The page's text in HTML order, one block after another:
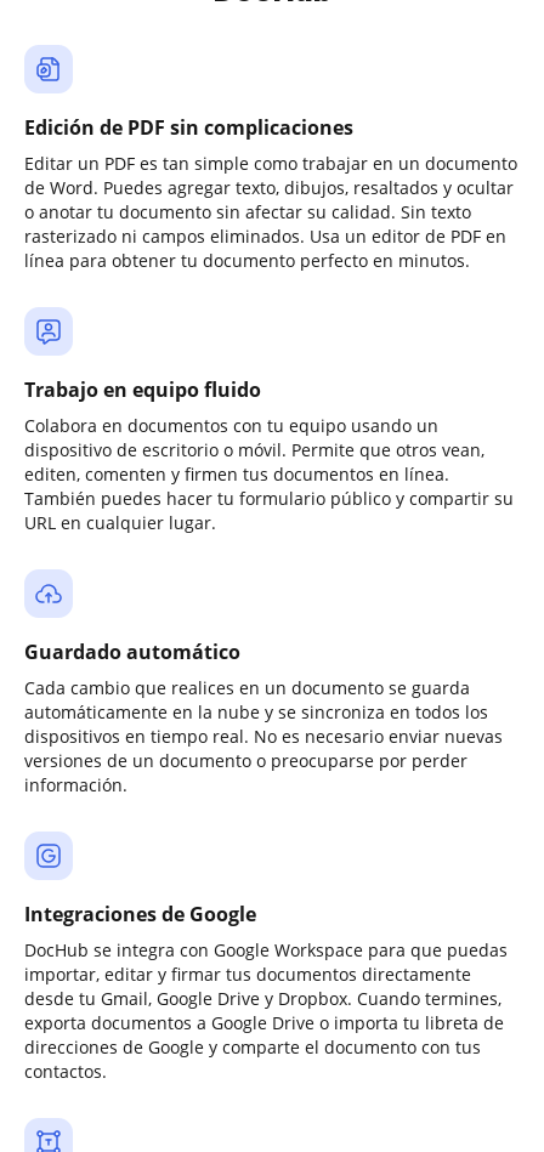
Edición de PDF sin complicaciones
Editar un PDF es tan simple como trabajar en un documento
de Word. Puedes agregar texto, dibujos, resaltados y ocultar
o anotar tu documento sin afectar su calidad. Sin texto
rasterizado ni campos eliminados. Usa un editor de PDF en
línea para obtener tu documento perfecto en minutos.
Trabajo en equipo fluido
Colabora en documentos con tu equipo usando un
dispositivo de escritorio o móvil. Permite que otros vean,
editen, comenten y firmen tus documentos en línea.
También puedes hacer tu formulario público y compartir su
URL en cualquier lugar.
Guardado automático
Cada cambio que realices en un documento se guarda
automáticamente en la nube y se sincroniza en todos los
dispositivos en tiempo real. No es necesario enviar nuevas
versiones de un documento o preocuparse por perder
información.
Integraciones de Google
DocHub se integra con Google Workspace para que puedas
importar, editar y firmar tus documentos directamente
desde tu Gmail, Google Drive y Dropbox. Cuando termines,
exporta documentos a Google Drive o importa tu libreta de
direcciones de Google y comparte el documento con tus
contactos.